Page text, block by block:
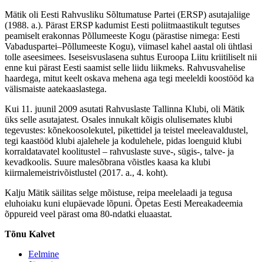
Mätik oli Eesti Rahvusliku Sõltumatuse Partei (ERSP) asutajaliige
(1988. a.). Pärast ERSP kadumist Eesti poliitmaastikult tegutses
peamiselt erakonnas Põllumeeste Kogu (pärastise nimega: Eesti
Vabaduspartei–Põllumeeste Kogu), viimasel kahel aastal oli ühtlasi
tolle aseesimees. Iseseisvuslasena suhtus Euroopa Liitu kriitiliselt nii
enne kui pärast Eesti saamist selle liidu liikmeks. Rahvusvahelise
haardega, mitut keelt oskava mehena aga tegi meeleldi koostööd ka
välismaiste aatekaaslastega.
Kui 11. juunil 2009 asutati Rahvuslaste Tallinna Klubi, oli Mätik
üks selle asutajatest. Osales innukalt kõigis olulisemates klubi
tegevustes: kõnekoosolekutel, pikettidel ja teistel meeleavaldustel,
tegi kaastööd klubi ajalehele ja kodulehele, pidas loenguid klubi
korraldatavatel koolitustel – rahvuslaste suve-, sügis-, talve- ja
kevadkoolis. Suure malesõbrana võistles kaasa ka klubi
kiirmalemeistrivõistlustel (2017. a., 4. koht).
Kalju Mätik säilitas selge mõistuse, reipa meelelaadi ja tegusa
eluhoiaku kuni elupäevade lõpuni. Õpetas Eesti Mereakadeemia
õppureid veel pärast oma 80-ndatki eluaastat.
Tõnu Kalvet
Eelmine